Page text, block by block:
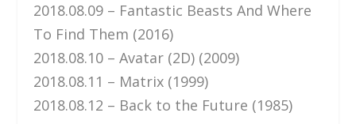
2018.08.09 – Fantastic Beasts And Where
To Find Them (2016)
2018.08.10 – Avatar (2D) (2009)
2018.08.11 – Matrix (1999)
2018.08.12 – Back to the Future (1985)